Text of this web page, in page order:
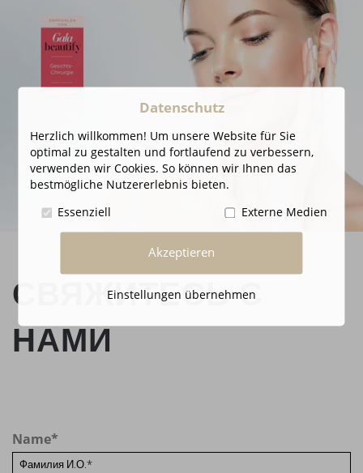
СВЯЖИТЕСЬ С
НАМИ
Name*
Datenschutz
Herzlich willkommen! Um unsere Website für Sie
optimal zu gestalten und fortlaufend zu verbessern,
verwenden wir Cookies. So können wir Ihnen das
bestmögliche Nutzererlebnis bieten.
Essenziell
Externe Medien
Akzeptieren
Einstellungen übernehmen